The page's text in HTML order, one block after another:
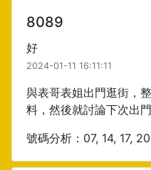
8089
好
2024-01-11 16:11:11
與表哥表姐出門逛街，
料，然後就討論下次出
號碼分析：07, 14, 17,